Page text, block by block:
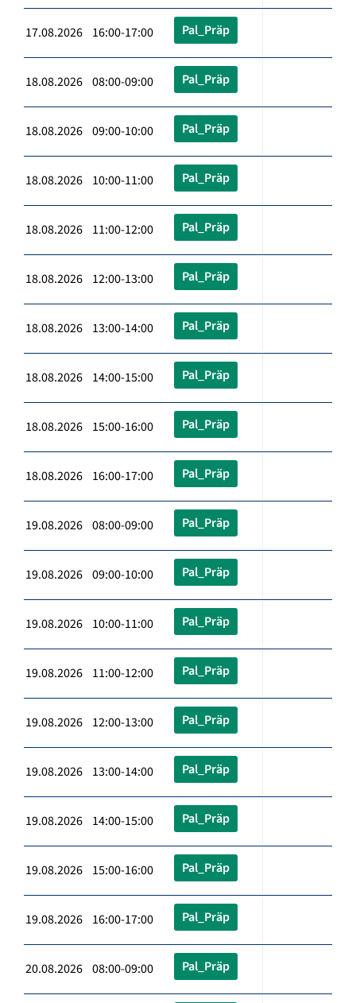
17.08.2026 16:00-17:00 Pal_Präp
18.08.2026 08:00-09:00 Pal_Präp
18.08.2026 09:00-10:00 Pal_Präp
18.08.2026 10:00-11:00 Pal_Präp
18.08.2026 11:00-12:00 Pal_Präp
18.08.2026 12:00-13:00 Pal_Präp
18.08.2026 13:00-14:00 Pal_Präp
18.08.2026 14:00-15:00 Pal_Präp
18.08.2026 15:00-16:00 Pal_Präp
18.08.2026 16:00-17:00 Pal_Präp
19.08.2026 08:00-09:00 Pal_Präp
19.08.2026 09:00-10:00 Pal_Präp
19.08.2026 10:00-11:00 Pal_Präp
19.08.2026 11:00-12:00 Pal_Präp
19.08.2026 12:00-13:00 Pal_Präp
19.08.2026 13:00-14:00 Pal_Präp
19.08.2026 14:00-15:00 Pal_Präp
19.08.2026 15:00-16:00 Pal_Präp
19.08.2026 16:00-17:00 Pal_Präp
20.08.2026 08:00-09:00 Pal_Präp